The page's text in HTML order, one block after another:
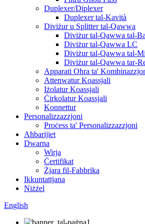
Duplexer/Diplexer
Duplexer tal-Kavità
Diviżur u Splitter tal-Qawwa
Diviżur tal-Qawwa tal-
Diviżur tal-Qawwa LC
Diviżur tal-Qawwa tal-
Diviżur tal-Qawwa tar-
Apparati Oħra ta'
Attenwatur Koassjali
Iżolatur Koassjali
Ċirkolatur Koassjali
Konnettur
Personalizzazzjoni
Proċess ta' Personalizzazzjoni
Aħbarijiet
Dwarna
Wirja
Ċertifikat
Żjara fil-Fabbrika
Ikkuntattjana
Niżżel
English